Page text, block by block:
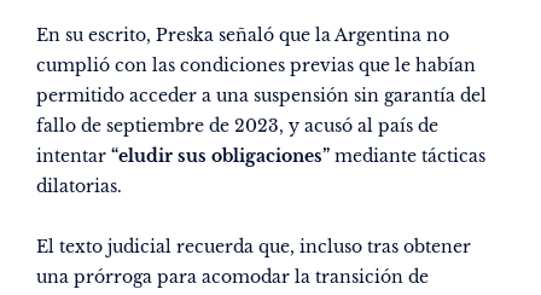
En su escrito, Preska señaló que la Argentina no
cumplió con las condiciones previas que le habían
permitido acceder a una suspensión sin garantía del
fallo de septiembre de 2023, y acusó al país de
intentar “eludir sus obligaciones” mediante tácticas
dilatorias.
El texto judicial recuerda que, incluso tras obtener
una prórroga para acomodar la transición de